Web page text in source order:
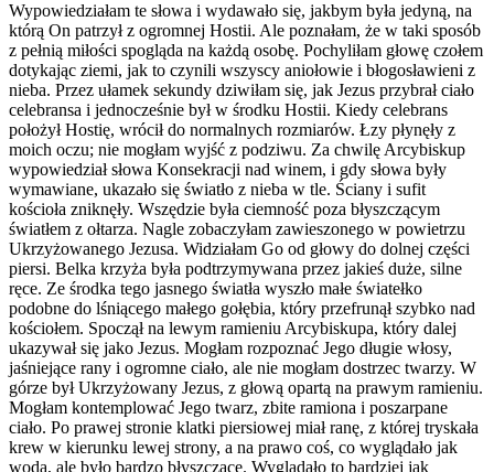
Wypowiedziałam te słowa i wydawało się, jakbym była jedyną, na
którą On patrzył z ogromnej Hostii. Ale poznałam, że w taki sposób
z pełnią miłości spogląda na każdą osobę. Pochyliłam głowę czołem
dotykając ziemi, jak to czynili wszyscy aniołowie i błogosławieni z
nieba. Przez ułamek sekundy dziwiłam się, jak Jezus przybrał ciało
celebransa i jednocześnie był w środku Hostii. Kiedy celebrans
położył Hostię, wrócił do normalnych rozmiarów. Łzy płynęły z
moich oczu; nie mogłam wyjść z podziwu. Za chwilę Arcybiskup
wypowiedział słowa Konsekracji nad winem, i gdy słowa były
wymawiane, ukazało się światło z nieba w tle. Ściany i sufit
kościoła zniknęły. Wszędzie była ciemność poza błyszczącym
światłem z ołtarza. Nagle zobaczyłam zawieszonego w powietrzu
Ukrzyżowanego Jezusa. Widziałam Go od głowy do dolnej części
piersi. Belka krzyża była podtrzymywana przez jakieś duże, silne
ręce. Ze środka tego jasnego światła wyszło małe światełko
podobne do lśniącego małego gołębia, który przefrunął szybko nad
kościołem. Spoczął na lewym ramieniu Arcybiskupa, który dalej
ukazywał się jako Jezus. Mogłam rozpoznać Jego długie włosy,
jaśniejące rany i ogromne ciało, ale nie mogłam dostrzec twarzy. W
górze był Ukrzyżowany Jezus, z głową opartą na prawym ramieniu.
Mogłam kontemplować Jego twarz, zbite ramiona i poszarpane
ciało. Po prawej stronie klatki piersiowej miał ranę, z której tryskała
krew w kierunku lewej strony, a na prawo coś, co wyglądało jak
woda, ale było bardzo błyszczące. Wyglądało to bardziej jak